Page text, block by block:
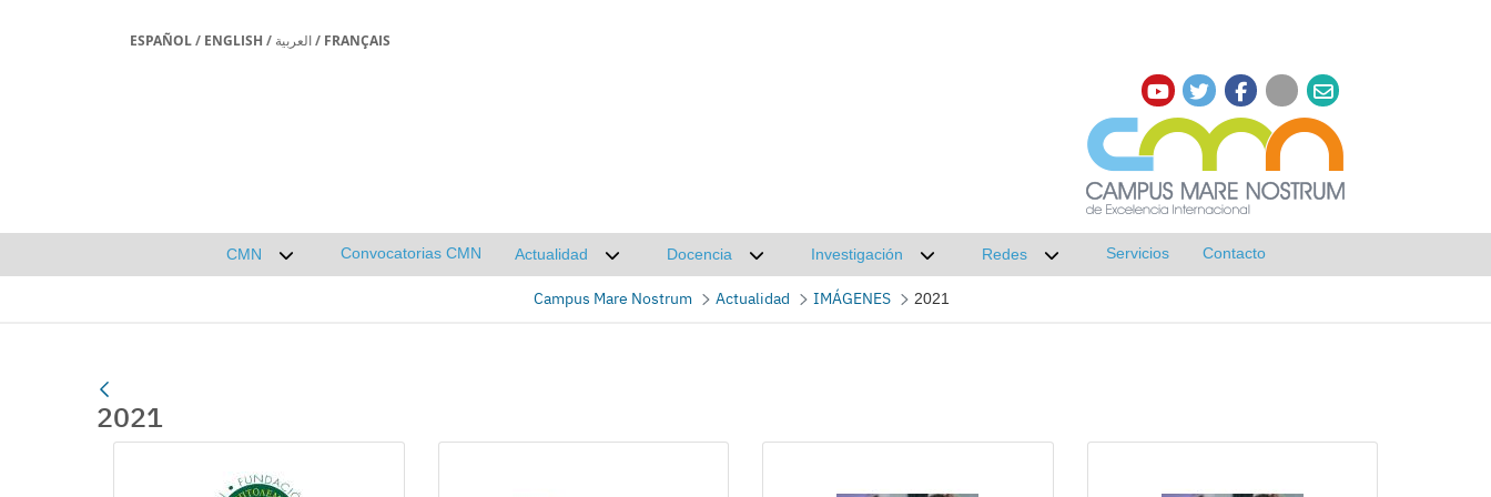
ESPAÑOL/ ENGLISH / العربية/ FRANÇAIS
CMN
Desplegar submenú de CMN
Convocatorias CMN
Actualidad
Desplegar submenú de Actualidad
Docencia
Desplegar submenú de Docencia
Investigación
Desplegar submenú de Investigación
Redes
Desplegar submenú de Redes
Servicios Contacto
Campus Mare Nostrum Actualidad IMÁGENES 2021
2021